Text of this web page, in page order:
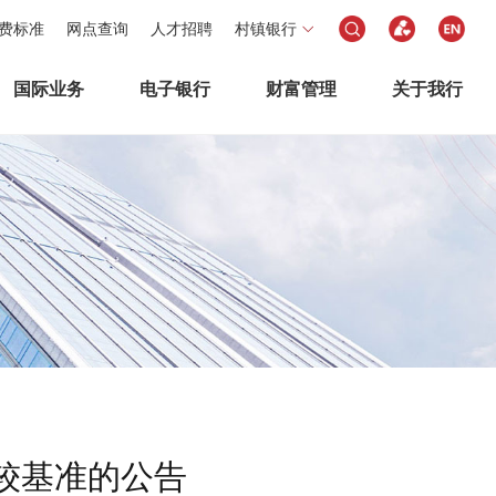
标准 网点查询 人才招聘 村镇银行
国际业务 电子银行 财富管理 关于我行
基准的公告